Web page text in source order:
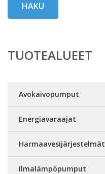
HAKU
TUOTEALUEET
Avokaivopumput
Energiavaraajat
Harmaavesijärjestelmät
Ilmalämpöpumput